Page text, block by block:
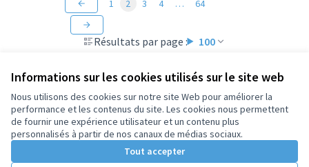
Informations sur les cookies utilisés sur le site web
Nous utilisons des cookies sur notre site Web pour améliorer la
performance et les contenus du site. Les cookies nous permettent
de fournir une expérience utilisateur et un contenu plus
personnalisés à partir de nos canaux de médias sociaux.
Tout accepter
Résultats par page : 100
1 2 3 4 … 64
Conditions d'utilisation
Paramètres des cookies